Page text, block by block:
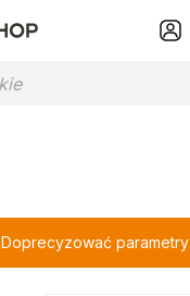
Doprecyzować parametry